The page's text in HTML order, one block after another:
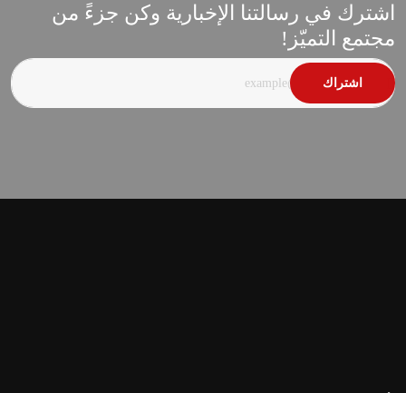
اشترك في رسالتنا الإخبارية وكن جزءً من
مجتمع التميّز!
اشتراك